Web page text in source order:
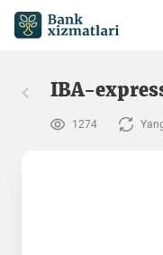
IBA-
1274